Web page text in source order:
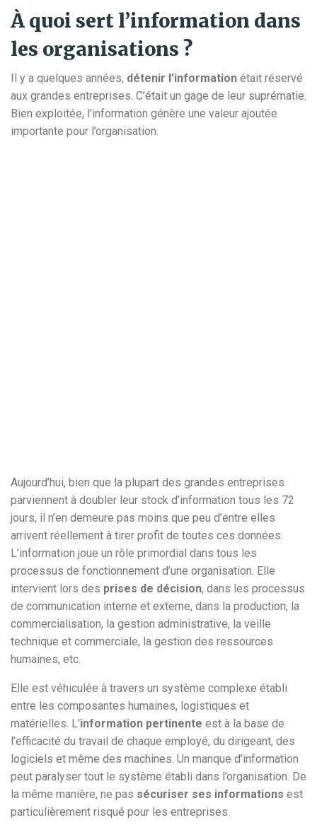
À quoi sert l’information dans
les organisations ?
Il y a quelques années, détenir l’information était réservé
aux grandes entreprises. C’était un gage de leur suprématie.
Bien exploitée, l’information génère une valeur ajoutée
importante pour l’organisation.
Aujourd’hui, bien que la plupart des grandes entreprises
parviennent à doubler leur stock d’information tous les 72
jours, il n’en demeure pas moins que peu d’entre elles
arrivent réellement à tirer profit de toutes ces données.
L’information joue un rôle primordial dans tous les
processus de fonctionnement d’une organisation. Elle
intervient lors des prises de décision, dans les processus
de communication interne et externe, dans la production, la
commercialisation, la gestion administrative, la veille
technique et commerciale, la gestion des ressources
humaines, etc.
Elle est véhiculée à travers un système complexe établi
entre les composantes humaines, logistiques et
matérielles. L’information pertinente est à la base de
l’efficacité du travail de chaque employé, du dirigeant, des
logiciels et même des machines. Un manque d’information
peut paralyser tout le système établi dans l’organisation. De
la même manière, ne pas sécuriser ses informations est
particulièrement risqué pour les entreprises.